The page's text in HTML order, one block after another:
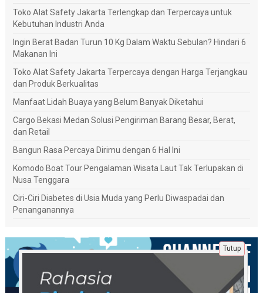
Toko Alat Safety Jakarta Terlengkap dan Terpercaya untuk
Kebutuhan Industri Anda
Ingin Berat Badan Turun 10 Kg Dalam Waktu Sebulan? Hindari 6
Makanan Ini
Toko Alat Safety Jakarta Terpercaya dengan Harga Terjangkau
dan Produk Berkualitas
Manfaat Lidah Buaya yang Belum Banyak Diketahui
Cargo Bekasi Medan Solusi Pengiriman Barang Besar, Berat,
dan Retail
Bangun Rasa Percaya Dirimu dengan 6 Hal Ini
Komodo Boat Tour Pengalaman Wisata Laut Tak Terlupakan di
Nusa Tenggara
Ciri-Ciri Diabetes di Usia Muda yang Perlu Diwaspadai dan
Penanganannya
Tutup